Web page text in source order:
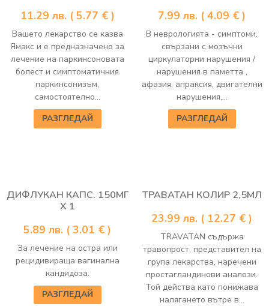
11.29 лв. ( 5.77 € )
Вашето лекарство се казва
Ямакс и е предназначено за
лечение на паркинсоновата
болест и симптоматичния
паркинсонизъм,
самостоятелно...
РАЗГЛЕДАЙ
7.99 лв. ( 4.09 € )
В неврологията - симптоми,
свързани с мозъчни
циркулаторни нарушения /
нарушения в паметта ,
афазия, апраксия, двигателни
нарушения,...
РАЗГЛЕДАЙ
ДИФЛУКАН КАПС. 150МГ
Х 1
5.89 лв. ( 3.01 € )
За лечение на остра или
рецидивираща вагинална
кандидоза.
РАЗГЛЕДАЙ
ТРАВАТАН КОЛИР 2,5МЛ
23.99 лв. ( 12.27 € )
TRAVATAN съдържа
травопрост, представител на
група лекарства, наречени
простагландинови аналози.
Той действа като понижава
налягането вътре в...